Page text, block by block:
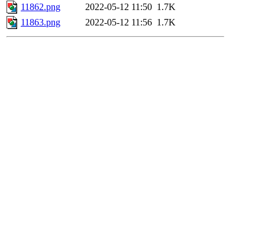
11862.png
2022-05-12 11:50 1.7K
11863.png
2022-05-12 11:56 1.7K